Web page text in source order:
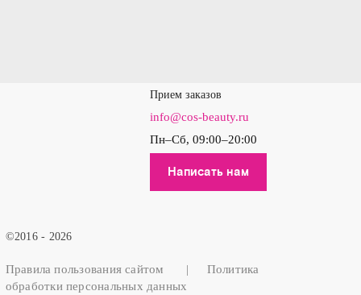
Прием заказов
info@cos-beauty.ru
Пн–Cб, 09:00–20:00
Написать нам
©2016 - 2026
Правила пользования сайтом |
Политика
обработки персональных данных